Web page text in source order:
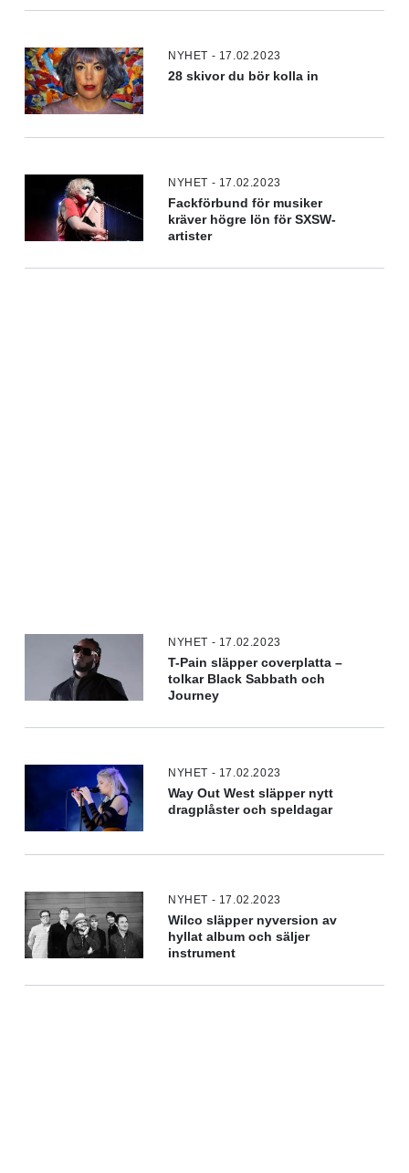
NYHET - 17.02.2023
28 skivor du bör kolla in
NYHET - 17.02.2023
Fackförbund för musiker
kräver högre lön för SXSW-
artister
NYHET - 17.02.2023
T-Pain släpper coverplatta –
tolkar Black Sabbath och
Journey
NYHET - 17.02.2023
Way Out West släpper nytt
dragplåster och speldagar
NYHET - 17.02.2023
Wilco släpper nyversion av
hyllat album och säljer
instrument